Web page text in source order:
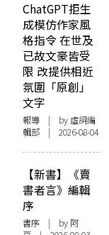
ChatGPT拒生
成模仿作家風
格指令 在世及
已故文豪皆受
限 改提供相近
氛圍「原創」
文字
報導 | by 虛詞編
輯部 | 2026-08-04
【新書】《賣
書者言》編輯
序
書序 | by 阿